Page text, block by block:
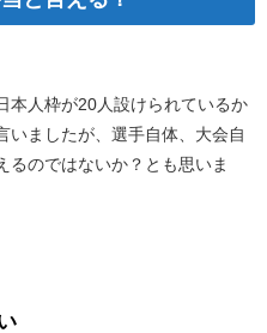
本人枠が20人設けられているか
いましたが、選手自体、大会自
るのではないか？とも思いま